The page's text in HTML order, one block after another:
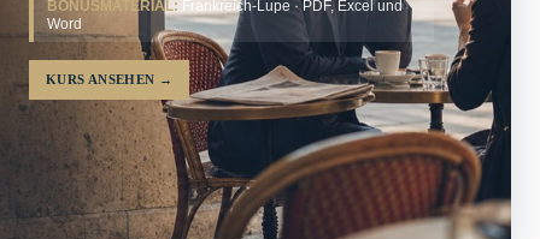
BONUSMATERIAL: Frankreich-Lupe · PDF, Excel und
Word
KURS ANSEHEN →